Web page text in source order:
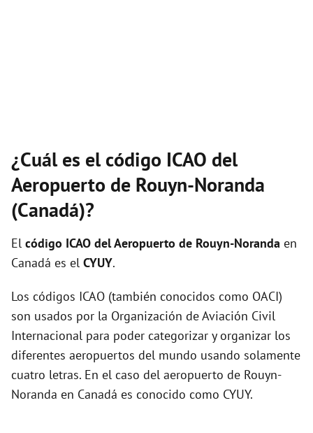
¿Cuál es el código ICAO del
Aeropuerto de Rouyn-Noranda
(Canadá)?
El código ICAO delAeropuerto de Rouyn-Noranda en
Canadá es el CYUY.
Los códigos ICAO (también conocidos como OACI)
son usados por la Organización de Aviación Civil
Internacional para poder categorizar y organizar los
diferentes aeropuertos del mundo usando solamente
cuatro letras. En el caso del aeropuerto de Rouyn-
Noranda en Canadá es conocido como CYUY.